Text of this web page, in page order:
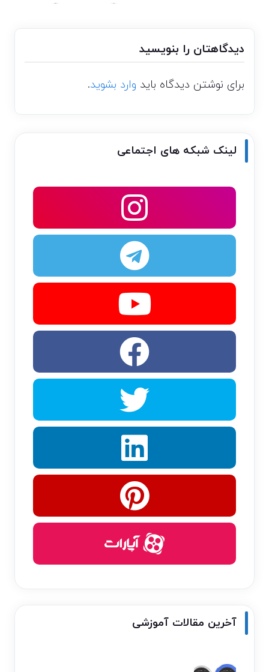
دیدگاهتان را بنویسید
برای نوشتن دیدگاه باید وارد بشوید.
لینک شبکه های اجتماعی
آخرین مقالات آموزشی